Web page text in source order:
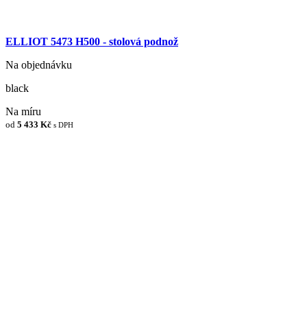
ELLIOT 5473 H500 - stolová podnož
Na objednávku
black
Na míru
od 5 433 Kč s DPH